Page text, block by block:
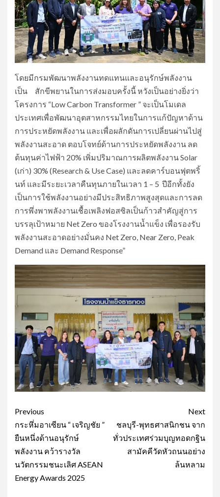
โดยมีกรมพัฒนาพลังงานทดแทนและอนุรักษ์พลังงาน
เป็น สักขีพยานในการส่งมอบครั้งนี้ หวังเป็นอย่างยิ่งว่า
โครงการ “Low Carbon Transformer ” จะเป็นโมเดล
ประเทศเพื่อพัฒนาอุตสาหกรรมไทยในการแก้ปัญหาด้าน
การประหยัดพลังงาน และเพื่อผลักดันการเปลี่ยนผ่านไปสู่
พลังงานสะอาด ตอบโจทย์ด้านการประหยัดพลังงาน ลด
ต้นทุนค่าไฟฟ้า 20% เพิ่มปริมาณการผลิตพลังงาน Solar
(เก่า) 30% (Research & Use Case) และลดคาร์บอนฟุตพริ้
นท์ และมีระยะเวลาคืนทุนภายในเวลา 1 – 5 ปีอีกทั้งยัง
เป็นการใช้พลังงานอย่างมีประสิทธิภาพสูงสุดและการลด
การพึ่งพาพลังงานเชื้อเพลิงฟอสซิลเป็นก้าวสำคัญสู่การ
บรรลุเป้าหมาย Net Zero ของโรงงานน้ำแข็ง เพื่อรองรับ
พลังงานสะอาดอย่างมั่นคง Net Zero, Near Zero, Peak
Demand และ Demand Response”
Post
navigation
Previous
กระหึ่มอาเซียน “ เจริญชัย ”
ยืนหนึ่งด้านอนุรักษ์
พลังงาน คว้ารางวัล
นวัตกรรมชนะเลิศ ASEAN
Energy Awards 2025
Next
ชลบุรี-พุทธศาสนิกชน จาก
ทั่วประเทศร่วมบุญทอดกฐิน
สามัคคีวัดหัวถนนอย่าง
ล้นหลาม